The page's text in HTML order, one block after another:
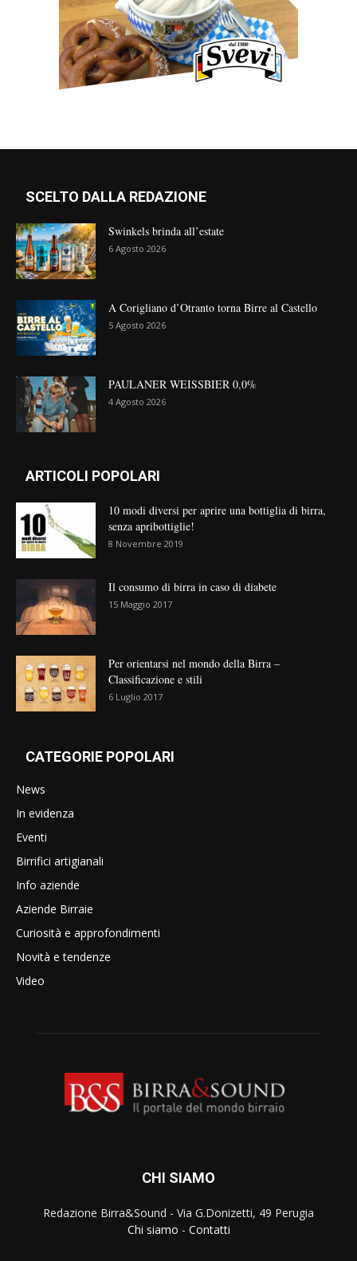
SCELTO DALLA REDAZIONE
Swinkels brinda all’estate
6 Agosto 2026
A Corigliano d’Otranto torna Birre al Castello
5 Agosto 2026
PAULANER WEISSBIER 0,0%
4 Agosto 2026
ARTICOLI POPOLARI
10 modi diversi per aprire una bottiglia di birra,
senza apribottiglie!
8 Novembre 2019
Il consumo di birra in caso di diabete
15 Maggio 2017
Per orientarsi nel mondo della Birra –
Classificazione e stili
6 Luglio 2017
CATEGORIE POPOLARI
News
In evidenza
Eventi
Birrifici artigianali
Info aziende
Aziende Birraie
Curiosità e approfondimenti
Novità e tendenze
Video
CHI SIAMO
Redazione Birra&Sound - Via G.Donizetti, 49 Perugia
Chi siamo - Contatti